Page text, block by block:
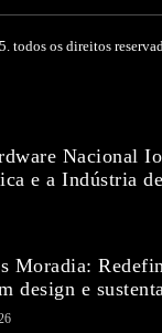
todos os direitos
Nacional
e a Indústria
Moradia:
design e